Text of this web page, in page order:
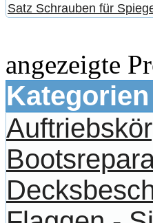
Satz Schrauben für
angezeigte
Kategorien